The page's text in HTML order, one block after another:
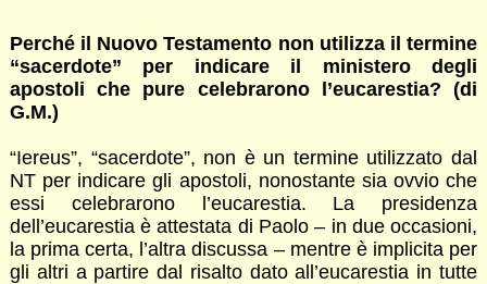
Perché il Nuovo Testamento non utilizza il termine
“sacerdote” per indicare il ministero degli
apostoli che pure celebrarono l’eucarestia? (di
G.M.)
“Iereus”, “sacerdote”, non è un termine utilizzato dal
NT per indicare gli apostoli, nonostante sia ovvio che
essi celebrarono l’eucarestia. La presidenza
dell’eucarestia è attestata di Paolo – in due occasioni,
la prima certa, l’altra discussa – mentre è implicita per
gli altri a partire dal risalto dato all’eucarestia in tutte